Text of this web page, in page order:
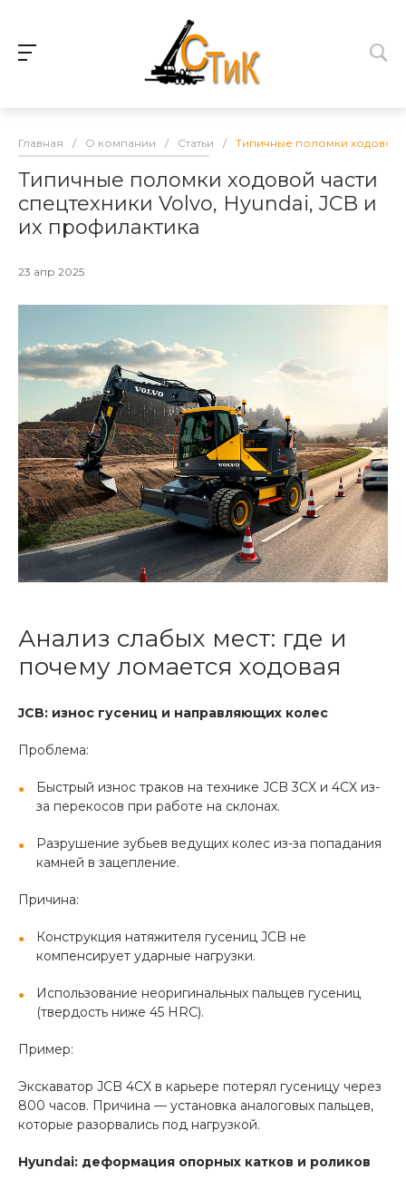
Главная / О компании / Статьи / Типичные поломки ходовой
Типичные поломки ходовой части
спецтехники Volvo, Hyundai, JCB и
их профилактика
23 апр 2025
Анализ слабых мест: где и
почему ломается ходовая
JCB: износ гусениц и направляющих колес
Проблема:
Быстрый износ траков на технике JCB 3CX и 4CX из-
за перекосов при работе на склонах.
Разрушение зубьев ведущих колес из-за попадания
камней в зацепление.
Причина:
Конструкция натяжителя гусениц JCB не
компенсирует ударные нагрузки.
Использование неоригинальных пальцев гусениц
(твердость ниже 45 HRC).
Пример:
Экскаватор JCB 4CX в карьере потерял гусеницу через
800 часов. Причина — установка аналоговых пальцев,
которые разорвались под нагрузкой.
Hyundai: деформация опорных катков и роликов